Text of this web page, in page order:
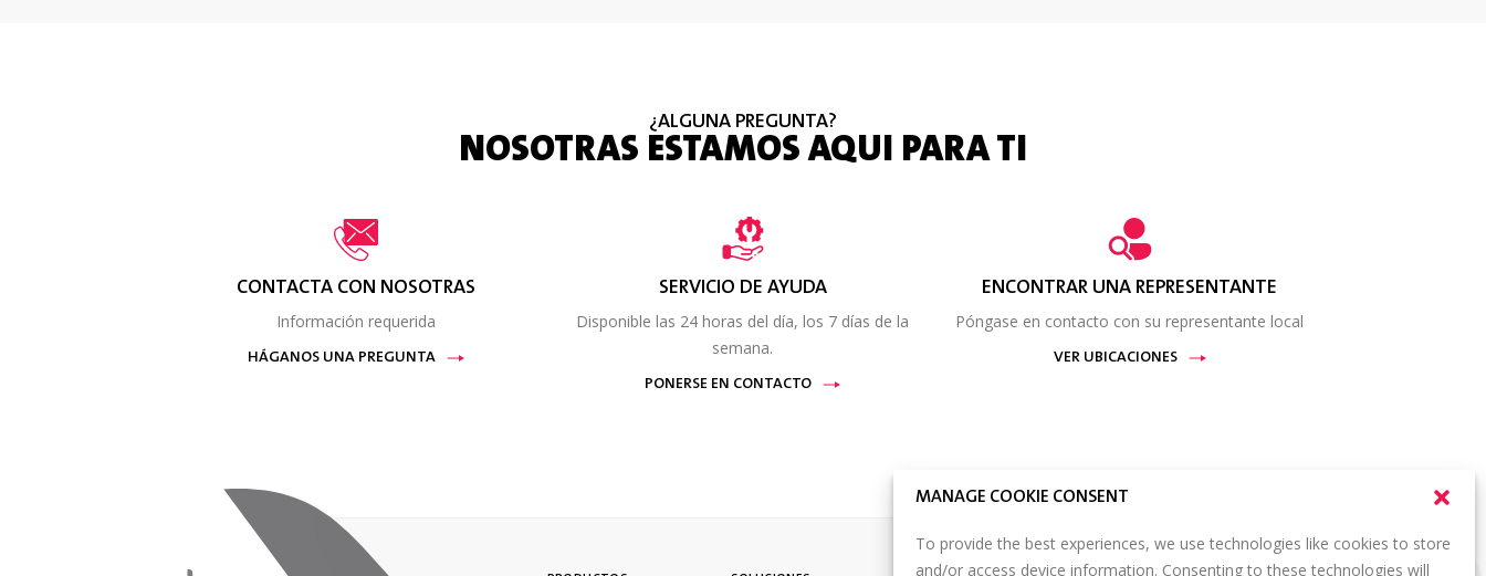
MANAGE COOKIE CONSENT
To provide the best experiences, we use technologies like cookies to store
and/or access device information. Consenting to these technologies will
¿ALGUNA PREGUNTA?
NOSOTRAS ESTAMOS AQUI PARA TI
CONTACTA CON NOSOTRAS
Información requerida
HÁGANOS UNA PREGUNTA
SERVICIO DE AYUDA
Disponible las 24 horas del día, los 7 días de la
semana.
PONERSE EN CONTACTO
ENCONTRAR UNA REPRESENTANTE
Póngase en contacto con su representante local
VER UBICACIONES
SUSCRÍBETE A NUESTRO BOLETÍN